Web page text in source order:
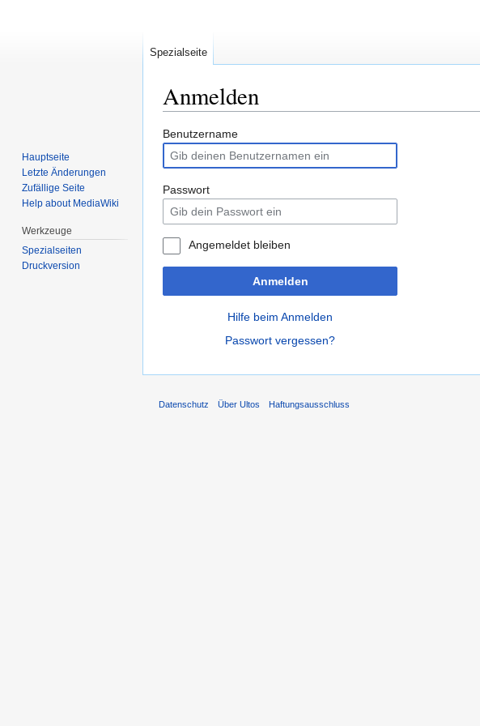
Anmelden
Zur
Navigation
springen
Zur
Suche
springen
Benutzername
Passwort
Angemeldet bleiben
Anmelden
Hilfe beim Anmelden
Passwort vergessen?
Spezialseite
Hauptseite
Letzte Änderungen
Zufällige Seite
Help about MediaWiki
Werkzeuge
Spezialseiten
Druckversion
Datenschutz Über Ultos Haftungsausschluss